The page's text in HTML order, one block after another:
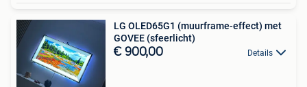
LG OLED65G1 (muurframe-effect) met
GOVEE (sfeerlicht)
€ 900,00 Details